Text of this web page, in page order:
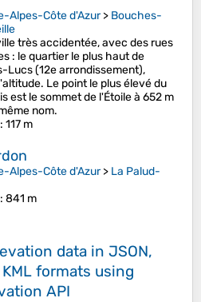
Alpes-Côte d'Azur> Bouches-
très accidentée, avec des rues
: le quartier le plus haut de
Lucs (12e arrondissement),
Le point le plus élevé du
est le sommet de l'Étoile à 652 m
nom.
: 117 m
Alpes-Côte d'Azur> La Palud-
: 841 m
data in JSON,
KML formats using
API